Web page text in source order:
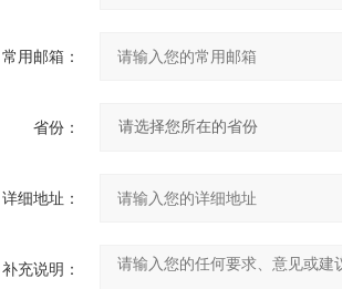
常用邮箱：
省份：
详细地址：
补充说明：